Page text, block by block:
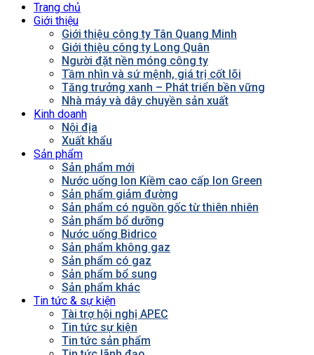
Trang chủ
Giới thiệu
Giới thiệu công ty Tân Quang Minh
Giới thiệu công ty Long Quân
Người đặt nền móng công ty
Tầm nhìn và sứ mệnh, giá trị cốt lõi
Tăng trưởng xanh – Phát triển bền vững
Nhà máy và dây chuyền sản xuất
Kinh doanh
Nội địa
Xuất khẩu
Sản phẩm
Sản phẩm mới
Nước uống Ion Kiềm cao cấp Ion Green
Sản phẩm giảm đường
Sản phẩm có nguồn gốc từ thiên nhiên
Sản phẩm bổ dưỡng
Nước uống Bidrico
Sản phẩm không gaz
Sản phẩm có gaz
Sản phẩm bổ sung
Sản phẩm khác
Tin tức & sự kiện
Tài trợ hội nghị APEC
Tin tức sự kiện
Tin tức sản phẩm